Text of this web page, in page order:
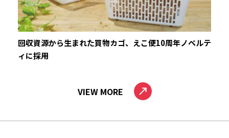
回収資源から生まれた買物カゴ、えこ便10周年ノベルテ
ィに採用
VIEW MORE